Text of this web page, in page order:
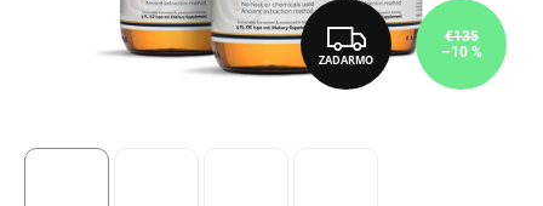
Z
A
ZADARMO
€135
–10 %